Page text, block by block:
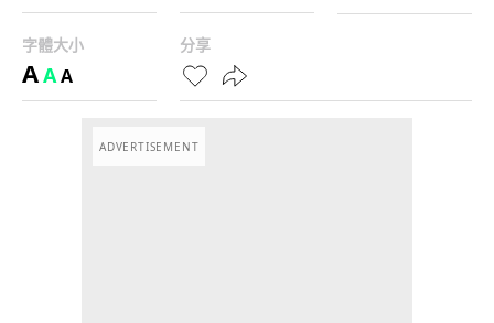
字體大小
AAA
分享
ADVERTISEMENT